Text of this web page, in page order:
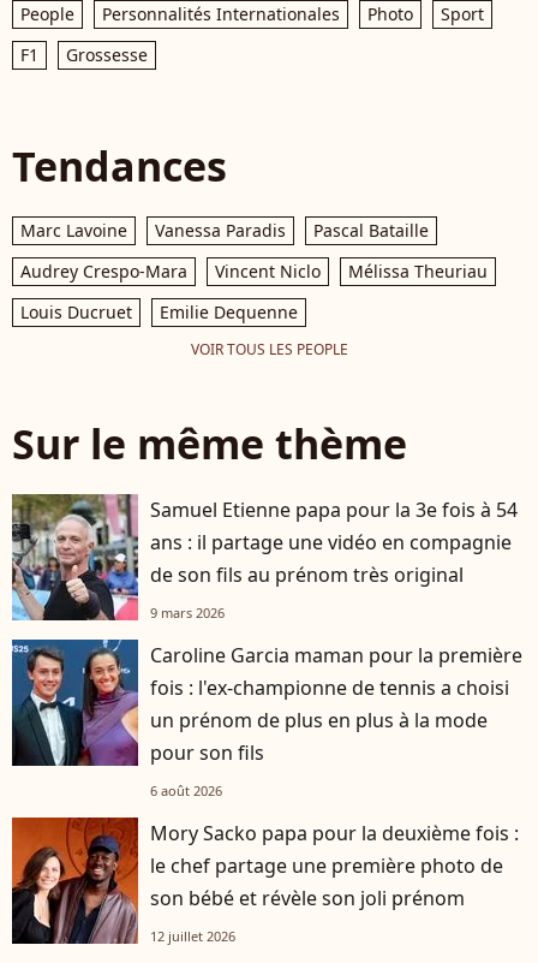
People Personnalités Internationales Photo
Sport
F1
Grossesse
Tendances
Marc Lavoine Vanessa Paradis
Pascal Bataille
Audrey Crespo-Mara
Vincent Niclo
Mélissa Theuriau
Louis Ducruet
Emilie Dequenne
VOIR TOUS LES PEOPLE
Sur le même thème
Samuel Etienne papa pour la 3e fois à 54
ans : il partage une vidéo en compagnie
de son fils au prénom très original
9 mars 2026
Caroline Garcia maman pour la première
fois : l'ex-championne de tennis a choisi
un prénom de plus en plus à la mode
pour son fils
6 août 2026
Mory Sacko papa pour la deuxième fois :
le chef partage une première photo de
son bébé et révèle son joli prénom
12 juillet 2026